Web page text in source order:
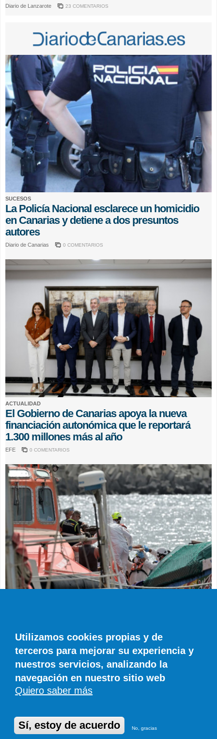
Diario de Lanzarote 23 COMENTARIOS
SUCESOS
La Policía Nacional esclarece un homicidio
en Canarias y detiene a dos presuntos
autores
Diario de Canarias 0 COMENTARIOS
ACTUALIDAD
El Gobierno de Canarias apoya la nueva
financiación autonómica que le reportará
1.300 millones más al año
EFE 0 COMENTARIOS
Hierro
EFE 0 COMENTARIOS
© SIROCO INFORMACIÓN SL | Tel. 828 081 655 | Móvil y WhatsApp 606 845
886 |info@diariodefuerteventura.com
Publicidad
Aviso legal| Política de cookies
Desarrollado en Drupal por Suomitech
Utilizamos cookies propias y de
terceros para mejorar su experiencia y
nuestros servicios, analizando la
navegación en nuestro sitio web
Quiero saber más
Sí, estoy de acuerdo No, gracias